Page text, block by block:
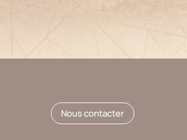
Nous contacter